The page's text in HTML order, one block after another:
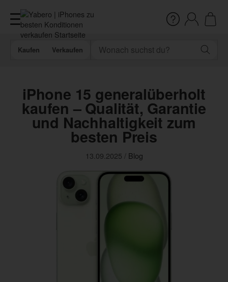
Kaufen Verkaufen
iPhone 15 generalüberholt
kaufen – Qualität, Garantie
und Nachhaltigkeit zum
besten Preis
13.09.2025 / Blog